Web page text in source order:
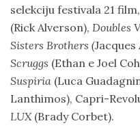
selekciju festivala 21
(Rick Alverson), Doubles
Sisters Brothers (Jacques
Scruggs (Ethan e Joel
Suspiria (Luca
Lanthimos), Capri-
LUX(Brady Corbet).